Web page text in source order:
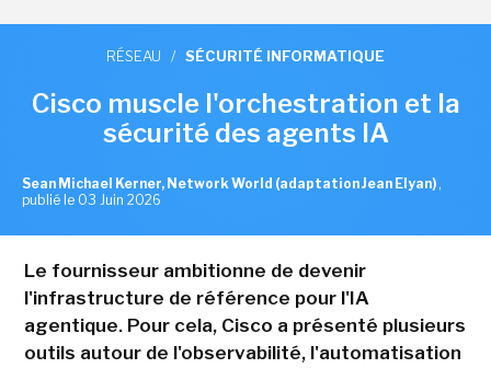
RÉSEAU / SÉCURITÉ INFORMATIQUE
Cisco muscle l'orchestration et la
sécurité des agents IA
Sean Michael Kerner, Network World (adaptation Jean Elyan) ,
publié le 03 Juin 2026
Le fournisseur ambitionne de devenir
l'infrastructure de référence pour l'IA
agentique. Pour cela, Cisco a présenté plusieurs
outils autour de l'observabilité, l'automatisation